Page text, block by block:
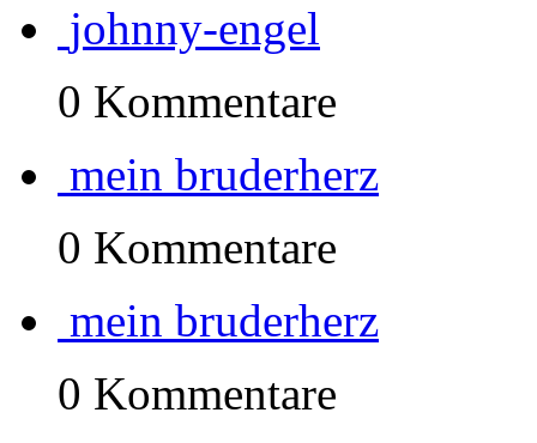
johnny-engel
0 Kommentare
mein bruderherz
0 Kommentare
mein bruderherz
0 Kommentare